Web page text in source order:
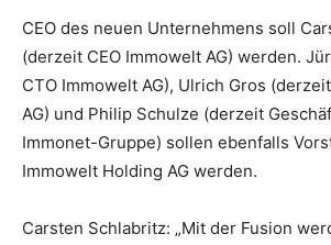
CEO des neuen Unternehmens soll
(derzeit CEO Immowelt AG) werden.
CTO Immowelt AG), Ulrich Gros
AG) und Philip Schulze (derzeit
Immonet-Gruppe) sollen ebenfalls
Immowelt Holding AG werden.
Carsten Schlabritz: „Mit der Fusion